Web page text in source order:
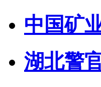
中国矿
湖北警